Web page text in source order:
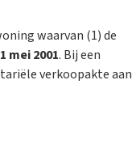
waarvan (1) de
mei 2001. Bij een
verkoopakte aan